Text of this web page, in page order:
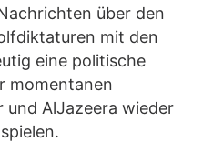
über den
mit den
eine politische
momentanen
AlJazeera wieder